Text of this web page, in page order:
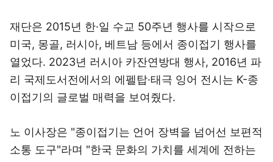
재단은 2015년 한·일 수교 50주년 행사를 시작으로
미국, 몽골, 러시아, 베트남 등에서 종이접기 행사를
열었다. 2023년 러시아 카잔연방대 행사, 2016년 파
리 국제도서전에서의 에펠탑·태극 잉어 전시는 K-종
이접기의 글로벌 매력을 보여줬다.
노 이사장은 "종이접기는 언어 장벽을 넘어선 보편적
소통 도구"라며 "한국 문화의 가치를 세계에 전하는